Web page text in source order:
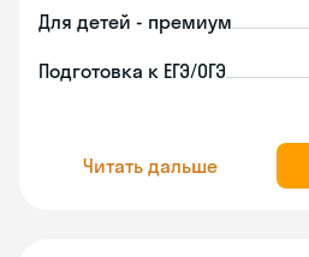
Для детей - премиум
Подготовка к ЕГЭ/ОГЭ
Читать дальше